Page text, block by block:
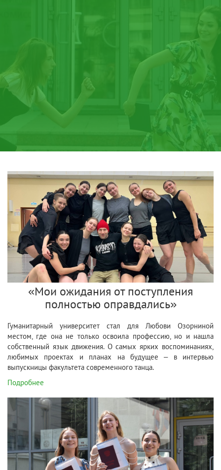
«Мои ожидания от поступления
полностью оправдались»
Гуманитарный университет стал для Любови Озорниной
местом, где она не только освоила профессию, но и нашла
собственный язык движения. О самых ярких воспоминаниях,
любимых проектах и планах на будущее – в интервью
выпускницы факультета современного танца.
Подробнее